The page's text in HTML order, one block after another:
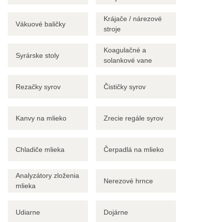
Vákuové baličky
Krájače / nárezové
stroje
Syrárske stoly
Koagulačné a
solankové vane
Rezačky syrov Čističky syrov
Kanvy na mlieko Zrecie regále syrov
Chladiče mlieka Čerpadlá na mlieko
Analyzátory zloženia
mlieka
Nerezové hrnce
Udiarne Dojárne